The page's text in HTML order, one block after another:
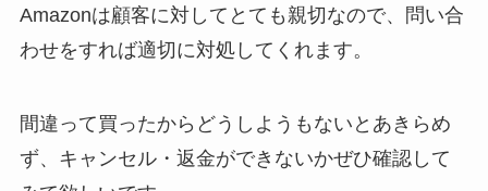
Amazonは顧客に対してとても親切なので、問い合
わせをすれば適切に対処してくれます。
間違って買ったからどうしようもないとあきらめ
ず、キャンセル・返金ができないかぜひ確認して